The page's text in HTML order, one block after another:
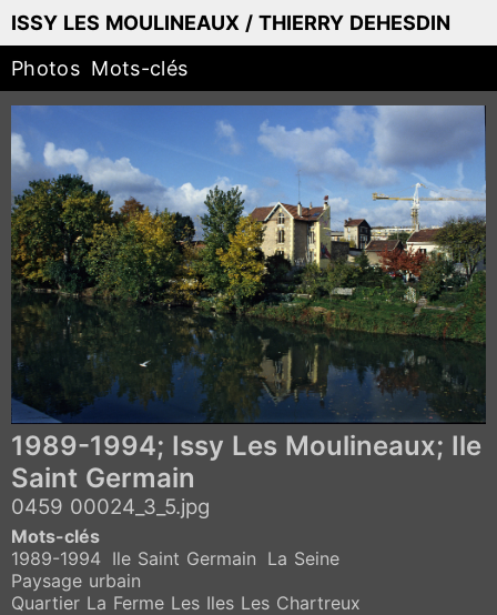
ISSY LES MOULINEAUX / THIERRY DEHESDIN
Photos Mots-clés
1989-1994; Issy Les Moulineaux; Ile
Saint Germain
0459 00024_3_5.jpg
Mots-clés
1989-1994 Ile Saint Germain La Seine
Paysage urbain
Quartier La Ferme Les Iles Les Chartreux